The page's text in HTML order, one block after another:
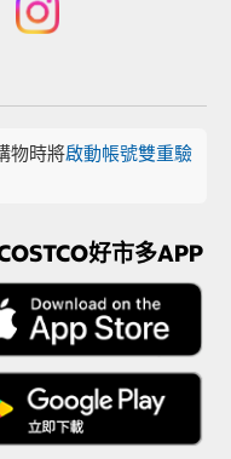
物時將啟動帳號雙重驗
好市多APP